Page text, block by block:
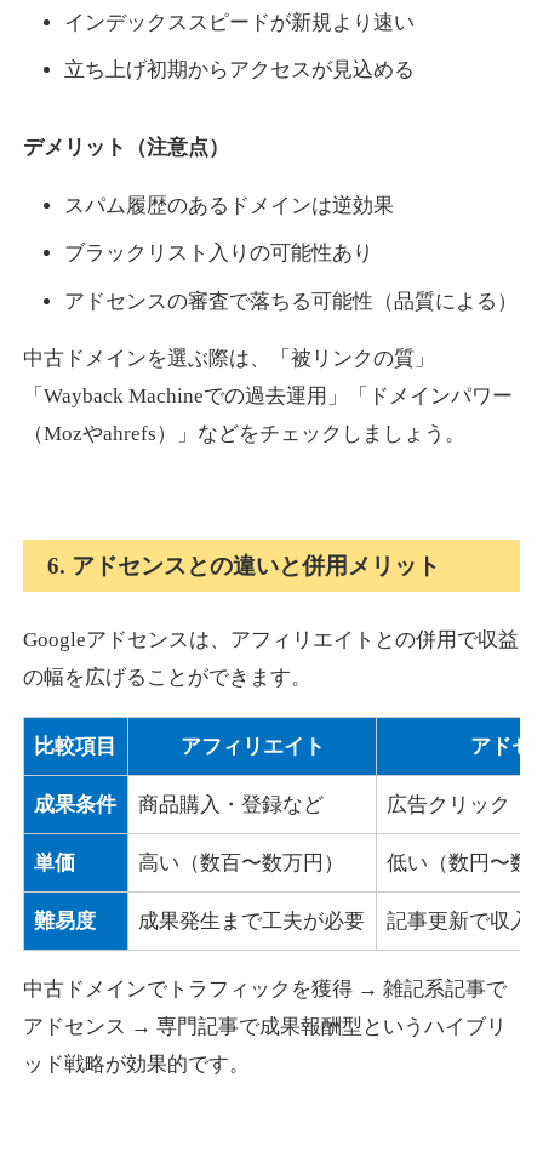
インデックススピードが新規より速い
立ち上げ初期からアクセスが見込める
デメリット（注意点）
スパム履歴のあるドメインは逆効果
ブラックリスト入りの可能性あり
アドセンスの審査で落ちる可能性（品質による）
中古ドメインを選ぶ際は、「被リンクの質」
「Wayback Machineでの過去運用」「ドメインパワー
（Mozやahrefs）」などをチェックしましょう。
6. アドセンスとの違いと併用メリット
Googleアドセンスは、アフィリエイトとの併用で収益
の幅を広げることができます。
比較項目 アフィリエイト アドセ
成果条件 商品購入・登録など 広告クリック
単価 高い（数百〜数万円） 低い（数円〜数
難易度 成果発生まで工夫が必要 記事更新で収入
中古ドメインでトラフィックを獲得 → 雑記系記事で
アドセンス → 専門記事で成果報酬型というハイブリ
ッド戦略が効果的です。